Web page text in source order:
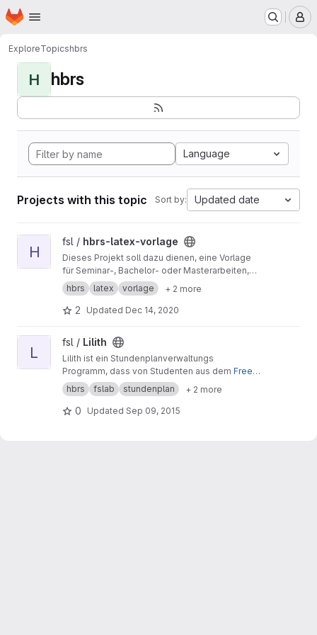
Skip to main content
Homepage
ExploreTopicshbrs
H hbrs
Language
Projects with this topic Sort by: Updated date
View hbrs-latex-vorlage project
H
fsl / hbrs-latex-vorlage
Dieses Projekt soll dazu dienen, eine Vorlage
für Seminar-, Bachelor- oder Masterarbeiten,
die an der Hochschule Bonn-Rhein-Sieg
verfasst werden, gemeinschaftlich zu
erarbeiten und zu verbessern.
hbrs latex vorlage + 2 more
2 Updated Dec 14, 2020
View Lilith project
L
fsl / Lilith
Lilith ist ein Stundenplanverwaltungs
Programm, dass von Studenten aus dem Free-
Software-LabderHochschule Bonn-Rhein-Sie
gentwickelt und betreut wird.
hbrs fslab stundenplan + 2 more
0 Updated Sep 09, 2015